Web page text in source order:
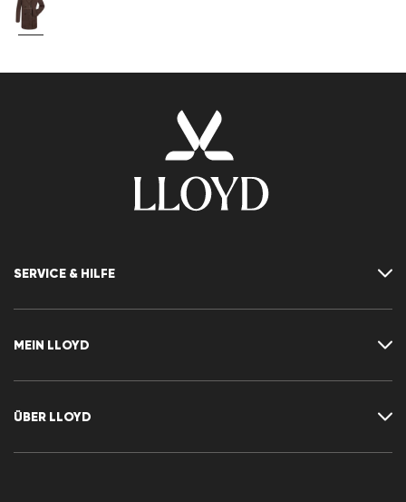
SERVICE & HILFE
Größentabelle
Rücksendung
MEIN LLOYD
Wunschliste
ÜBER LLOYD